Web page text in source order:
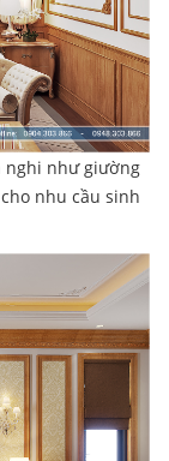
nghi như giường
nhu cầu sinh